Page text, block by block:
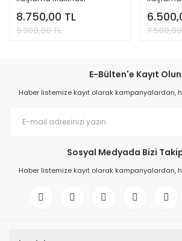
8.750,00 TL
9.900,00 TL 7.500,00
E-Bülten'e Kayıt Olun
Haber listemize kayıt olarak kampanyalardan,
Sosyal Medyada Bizi
Haber listemize kayıt olarak kampanyalardan,